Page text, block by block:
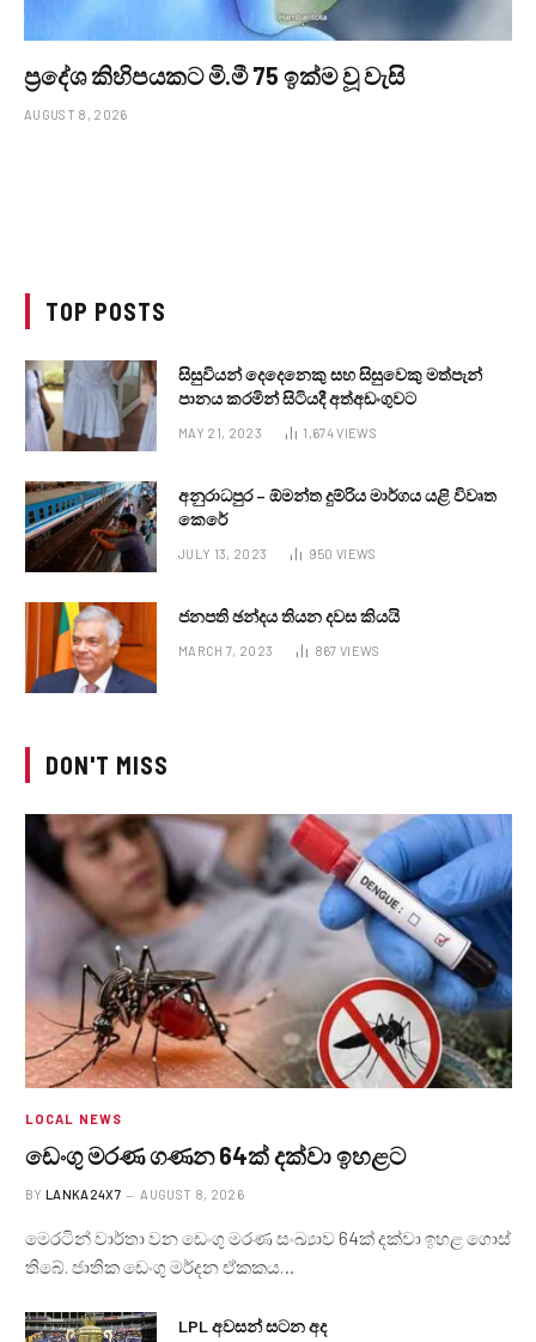
ප්‍රදේශ කිහිපයකට මි.මී 75 ඉක්ම වූ වැසි
AUGUST 8, 2026
TOP POSTS
සිසුවියන් දෙදෙනෙකු සහ සිසුවෙකු මත්පැන්
පානය කරමින් සිටියදී අත්අඩංගුවට
MAY 21, 2023 1,674VIEWS
අනුරාධපුර – ඕමන්ත දුම්රිය මාර්ගය යළි විවෘත
කෙරේ
JULY 13, 2023 950 VIEWS
ජනපති ඡන්දය තියන දවස කියයි
MARCH 7, 2023 867 VIEWS
DON'T MISS
LOCAL NEWS
ඩෙංගු මරණ ගණන 64ක් දක්වා ඉහළට
BY LANKA24X7 AUGUST 8, 2026
මෙරටින් වාර්තා වන ඩෙංගු මරණ සංඛ්‍යාව 64ක් දක්වා ඉහළ ගොස්
තිබේ. ජාතික ඩෙංගු මර්දන ඒකකය…
LPL අවසන් සටන අද